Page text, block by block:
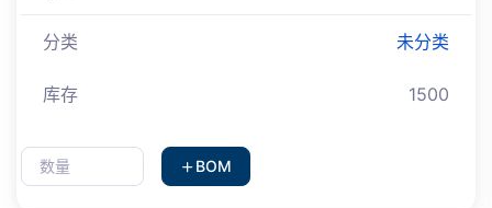
分类 未分类
库存 1500
BOM